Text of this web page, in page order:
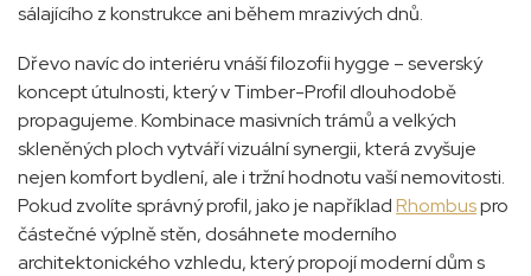
sálajícího z konstrukce ani během mrazivých dnů.
Dřevo navíc do interiéru vnáší filozofii hygge – severský
koncept útulnosti, který v Timber-Profil dlouhodobě
propagujeme. Kombinace masivních trámů a velkých
skleněných ploch vytváří vizuální synergii, která zvyšuje
nejen komfort bydlení, ale i tržní hodnotu vaší nemovitosti.
Pokud zvolíte správný profil, jako je napříkladRhombuspro
částečné výplně stěn, dosáhnete moderního
architektonického vzhledu, který propojí moderní dům s